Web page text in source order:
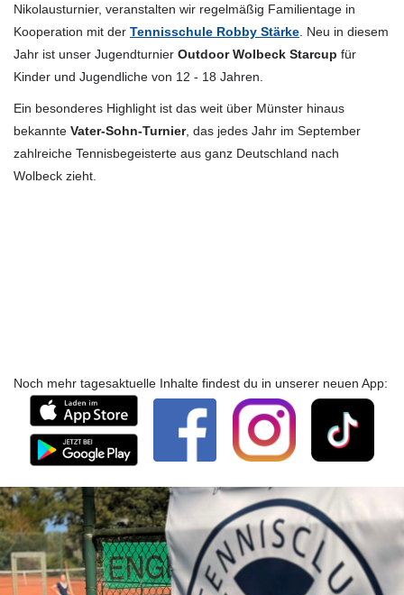
Nikolausturnier, veranstalten wir regelmäßig Familientage in
Kooperation mit der Tennisschule Robby Stärke . Neu in diesem
Jahr ist unser Jugendturnier Outdoor Wolbeck Starcup für
Kinder und Jugendliche von 12 - 18 Jahren.
Ein besonderes Highlight ist das weit über Münster hinaus
bekannte Vater-Sohn-Turnier, das jedes Jahr im September
zahlreiche Tennisbegeisterte aus ganz Deutschland nach
Wolbeck zieht.
Noch mehr tagesaktuelle Inhalte findest du in unserer neuen App: